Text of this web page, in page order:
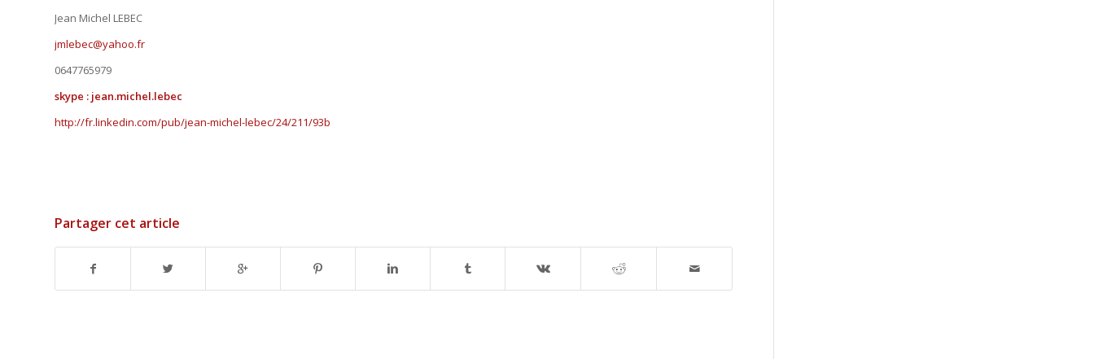
Jean Michel LEBEC
jmlebec@yahoo.fr
0647765979
skype : jean.michel.lebec
http://fr.linkedin.com/pub/jean-michel-lebec/24/211/93b
Partager cet article